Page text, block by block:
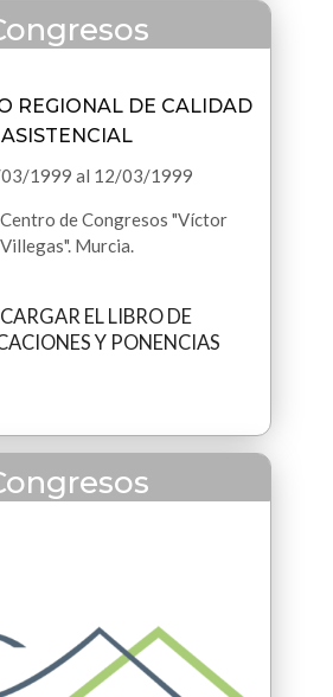
REGIONAL DE CALIDAD
ASISTENCIAL
1999 al 12/03/1999
de Congresos "Víctor
Villegas". Murcia.
EL LIBRO DE
Y PONENCIAS